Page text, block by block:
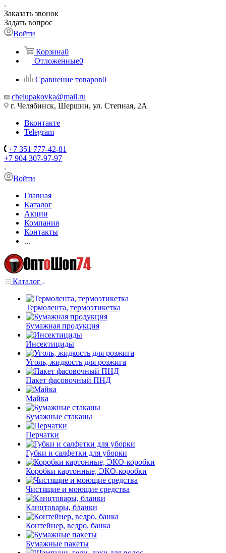
Заказать звонок
Задать вопрос
Войти
Корзина0
Отложенные0
Сравнение товаров0
chelupakovka@mail.ru
г. Челябинск, Шершни, ул. Степная, 2А
Вконтакте
Telegram
+7 351 777-42-81
+7 904 307-97-97
Войти
Главная
Каталог
Акции
Компания
Контакты
...
Каталог
Термолента, термоэтикетка
Бумажная продукция
Инсектициды
Уголь, жидкость для розжига
Пакет фасовочный ПНД
Майка
Бумажные стаканы
Перчатки
Губки и салфетки для уборки
Коробки картонные, ЭКО-коробки
Чистящие и моющие средства
Канцтовары, бланки
Контейнер, ведро, банка
Бумажные пакеты